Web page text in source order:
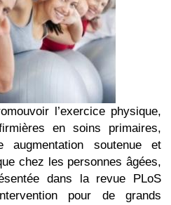
l’exercice physique,
en soins primaires,
augmentation soutenue et
chez les personnes âgées,
dans la revue PLoS
pour de grands